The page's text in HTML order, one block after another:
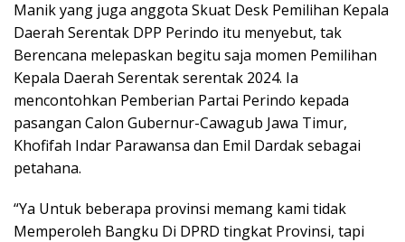
Manik yang juga anggota Skuat Desk Pemilihan Kepala
Daerah Serentak DPP Perindo itu menyebut, tak
Berencana melepaskan begitu saja momen Pemilihan
Kepala Daerah Serentak serentak 2024. Ia
mencontohkan Pemberian Partai Perindo kepada
pasangan Calon Gubernur-Cawagub Jawa Timur,
Khofifah Indar Parawansa dan Emil Dardak sebagai
petahana.
“Ya Untuk beberapa provinsi memang kami tidak
Memperoleh Bangku Di DPRD tingkat Provinsi, tapi